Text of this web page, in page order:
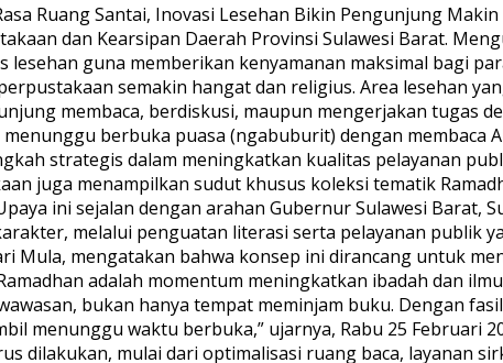
Ruang Santai, Inovasi Lesehan Bikin Pengunjung
dan Kearsipan Daerah Provinsi Sulawesi Barat.
lesehan guna memberikan kenyamanan maksimal bagi
semakin hangat dan religius. Area lesehan
membaca, berdiskusi, maupun mengerjakan tugas
berbuka puasa (ngabuburit) dengan
strategis dalam meningkatkan kualitas pelayanan
juga menampilkan sudut khusus koleksi tematik
ini sejalan dengan arahan Gubernur Sulawesi
melalui penguatan literasi serta pelayanan publik
Mula, mengatakan bahwa konsep ini dirancang untuk
adalah momentum meningkatkan ibadah dan
bukan hanya tempat meminjam buku. Dengan
menunggu waktu berbuka,” ujarnya, Rabu 25 Februari
dilakukan, mulai dari optimalisasi ruang baca, layanan